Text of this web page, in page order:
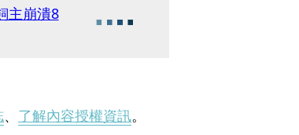
主崩潰8
、 了解內容授權資訊。